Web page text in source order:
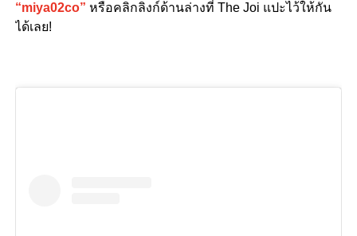
“miya02co” หรือคลิกลิงก์ด้านล่างที่ The Joi แปะไว้ให้กัน
ได้เลย!